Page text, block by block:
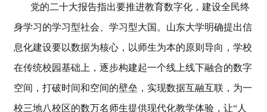
党的二十大报告指出要推进教育数字化，建设全民终
身学习的学习型社会、学习型大国。山东大学明确提出信
息化建设要以数据为核心，以师生为本的原则导向，学校
在传统校园基础上，逐步构建起一个线上线下融合的数字
空间，打破时间和空间的壁垒，实现数据互融互联，为一
校三地八校区的数万名师生提供现代化教学体验，让“人